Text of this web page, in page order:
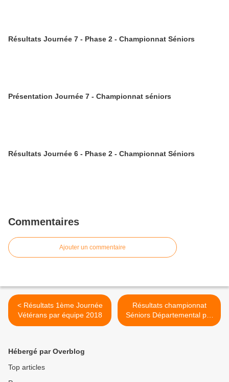
Résultats Journée 7 - Phase 2 - Championnat Séniors
Présentation Journée 7 - Championnat séniors
Résultats Journée 6 - Phase 2 - Championnat Séniors
Commentaires
Ajouter un commentaire
< Résultats 1ème Journée
Vétérans par équipe 2018
Résultats championnat
Séniors Départemental par
équipes - Journée 1 >
Hébergé par Overblog
Top articles